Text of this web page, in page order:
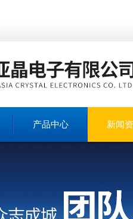
产品中心 新闻